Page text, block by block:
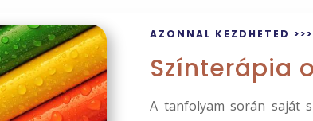
AZONNAL KEZDHETED >>>
Színterápia
A tanfolyam során saját